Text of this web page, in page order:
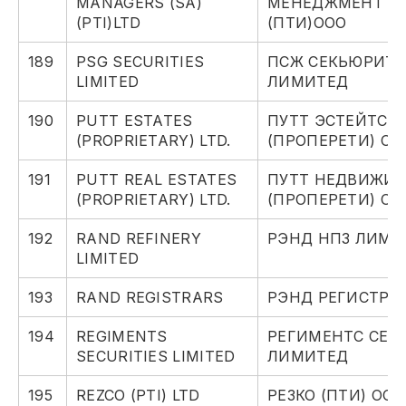
(PTI)LTD
(ПТИ)ООО
189
PSG SECURITIES
LIMITED
ПСЖ
ЛИМИТЕД
190
PUTT ESTATES
(PROPRIETARY) LTD.
ПУТТ ЭСТЕЙТС
(ПРОПЕРЕТИ)
191
PUTT REAL ESTATES
(PROPRIETARY) LTD.
ПУТТ
(ПРОПЕРЕТИ)
192
RAND REFINERY
LIMITED
РЭНД НПЗ
193 RAND REGISTRARS РЭНД
194
REGIMENTS
SECURITIES LIMITED
РЕГИМЕНТС
ЛИМИТЕД
195 REZCO (PTI) LTD РЕЗКО (ПТИ) ООО